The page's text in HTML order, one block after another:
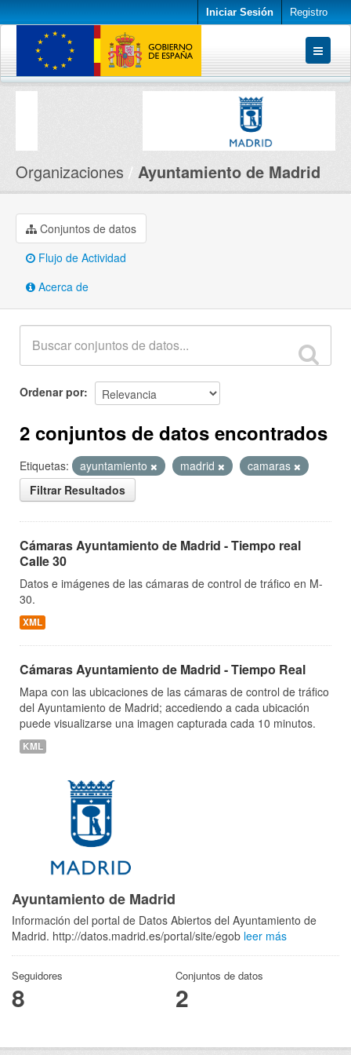
Iniciar Sesión Registro
Conjuntos de datos
Organizaciones Ayuntamiento de Madrid
Conjuntos de datos
Flujo de Actividad
Acerca de
Ordenar por
2 conjuntos de datos encontrados
Etiquetas: ayuntamiento madrid
camaras
Filtrar Resultados
Cámaras Ayuntamiento de Madrid - Tiempo real
Calle 30
Datos e imágenes de las cámaras de control de tráfico en M-
30.
XML
Cámaras Ayuntamiento de Madrid - Tiempo Real
Mapa con las ubicaciones de las cámaras de control de tráfico
del Ayuntamiento de Madrid; accediendo a cada ubicación
puede visualizarse una imagen capturada cada 10 minutos.
KML
Ayuntamiento de Madrid
Información del portal de Datos Abiertos del Ayuntamiento de
Madrid. http://datos.madrid.es/portal/site/egob leer más
Seguidores
8
Conjuntos de datos
2